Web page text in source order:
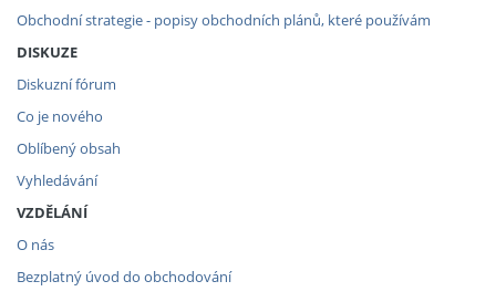
Obchodní strategie - popisy obchodních plánů, které používám
DISKUZE
Diskuzní fórum
Co je nového
Oblíbený obsah
Vyhledávání
VZDĚLÁNÍ
O nás
Bezplatný úvod do obchodování